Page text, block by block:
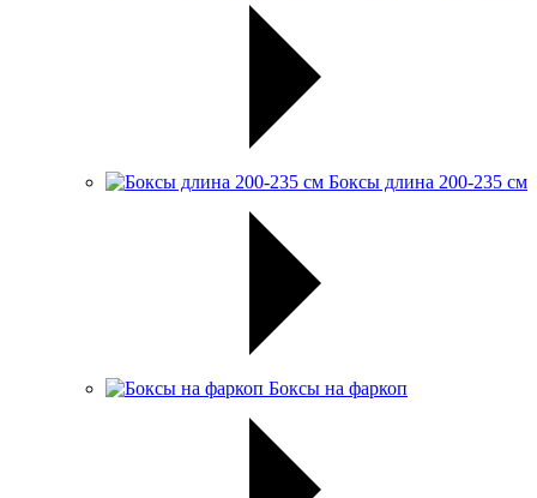
Боксы длина 200-235 см
Боксы на фаркоп